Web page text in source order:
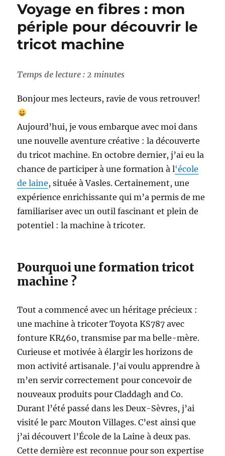
d’Aran:
ma
passion
Voyage en fibres : mon
périple pour découvrir le
tricot machine
Temps de lecture :2 minutes
Bonjour mes lecteurs, ravie de vous retrouver!
Aujourd’hui, je vous embarque avec moi dans
une nouvelle aventure créative : la découverte
du tricot machine. En octobre dernier, j’ai eu la
chance de participer à une formation à l‘école
de laine, située à Vasles. Certainement, une
expérience enrichissante qui m’a permis de me
familiariser avec un outil fascinant et plein de
potentiel : la machine à tricoter.
Pourquoi une formation tricot
machine ?
Tout a commencé avec un héritage précieux :
une machine à tricoter Toyota KS787 avec
fonture KR460, transmise par ma belle-mère.
Curieuse et motivée à élargir les horizons de
mon activité artisanale. J’ai voulu apprendre à
m’en servir correctement pour concevoir de
nouveaux produits pour Claddagh and Co.
Durant l’été passé dans les Deux-Sèvres, j’ai
visité le parc Mouton Villages. C’est ainsi que
j’ai découvert l’École de la Laine à deux pas.
Cette dernière est reconnue pour son expertise